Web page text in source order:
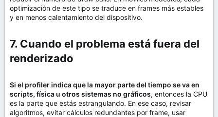
optimización de este tipo se traduce en frames más estables
y en menos calentamiento del dispositivo.
7. Cuando el problema está fuera del
renderizado​
Si el profiler indica que la mayor parte del tiempo se va en
scripts, física u otros sistemas no gráficos, entonces la CPU
es la parte que estás estrangulando. En ese caso, revisar
algoritmos, evitar cálculos redundantes por frame, usar